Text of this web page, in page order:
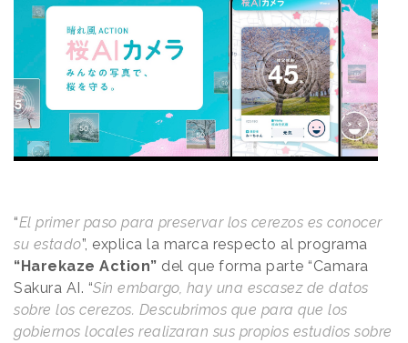
“El primer paso para preservar los cerezos es conocer
su estado”, explica la marca respecto al programa
“Harekaze Action” del que forma parte “Camara
Sakura AI. “Sin embargo, hay una escasez de datos
sobre los cerezos. Descubrimos que para que los
gobiernos locales realizaran sus propios estudios sobre